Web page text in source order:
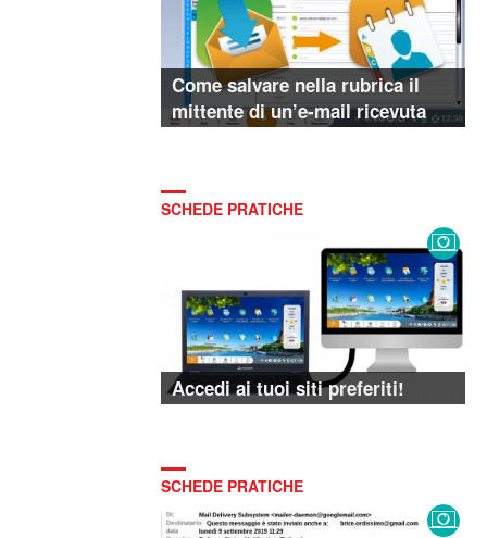
Come salvare nella rubrica il
mittente di un’e-mail ricevuta
SCHEDE PRATICHE
Accedi ai tuoi siti preferiti!
SCHEDE PRATICHE